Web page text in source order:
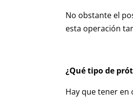
No obstante el
esta operación
¿Qué tipo de
Hay que tener en